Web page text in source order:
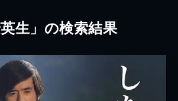
英生」の検索結果